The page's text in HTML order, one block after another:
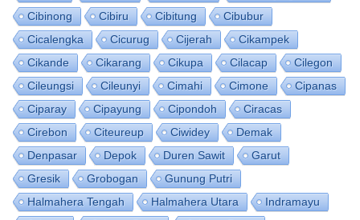
Cibinong
Cibiru Cibitung
Cibubur
Cicalengka
Cicurug Cijerah
Cikampek
Cikande
Cikarang Cikupa Cilacap
Cilegon
Cileungsi
Cileunyi Cimahi Cimone
Cipanas
Ciparay
Cipayung Cipondoh
Ciracas
Cirebon
Citeureup Ciwidey
Demak
Denpasar
Depok Duren Sawit
Garut
Gresik
Grobogan
Gunung Putri
Halmahera Tengah
Halmahera Utara
Indramayu